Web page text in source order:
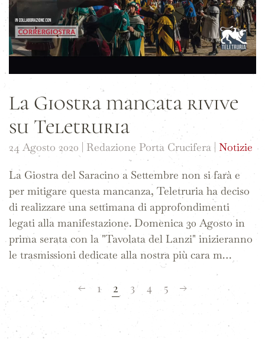
La Giostra mancata rivive
su Teletruria
24 Agosto 2020 | Redazione Porta Crucifera | Notizie
La Giostra del Saracino a Settembre non si farà e
per mitigare questa mancanza, Teletruria ha deciso
di realizzare una settimana di approfondimenti
legati alla manifestazione. Domenica 30 Agosto in
prima serata con la "Tavolata del Lanzi" inizieranno
le trasmissioni dedicate alla nostra più cara m…
1 2 3 4 5